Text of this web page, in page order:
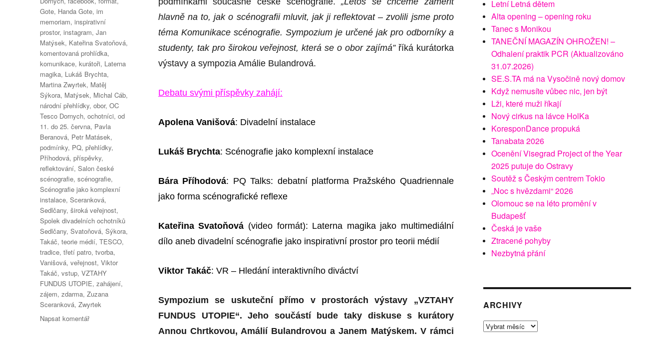
hlavně na to, jak o scénografii mluvit, jak ji reflektovat – zvolili jsme proto
téma Komunikace scénografie. Sympozium je určené jak pro odborníky a
studenty, tak pro širokou veřejnost, která se o obor zajímá”říká kurátorka
výstavy a sympozia Amálie Bulandrová.
Debatu svými příspěvky zahájí:
Apolena Vanišová: Divadelní instalace
Lukáš Brychta: Scénografie jako komplexní instalace
Bára Příhodová: PQ Talks: debatní platforma Pražského Quadriennale
jako forma scénografické reflexe
Kateřina Svatoňová (video formát): Laterna magika jako multimediální
dílo aneb divadelní scénografie jako inspirativní prostor pro teorii médií
Viktor Takáč: VR – Hledání interaktivního diváctví
Sympozium se uskuteční přímo v prostorách výstavy „VZTAHY
FUNDUS UTOPIE“.Jeho součástí bude taky diskuse s kurátory
Annou Chrtkovou, Amálií Bulandrovou a Janem Matýskem. V rámci
Gote, Handa Gote,im
memoriam,inspirativní
prostor,instagram,Jan
Matýsek, Kateřina Svatoňová,
komentovaná prohlídka,
komunikace,kurátoři, Laterna
magika, Lukáš Brychta,
Martina Zwyrtek, Matěj
Sýkora, Matýsek, Michal Cáb,
národní přehlídky,obor,OC
Tesco Dornych,ochotníci,od
11. do 25. června, Pavla
Beranová, Petr Matásek,
podmínky, PQ,přehlídky,
Příhodová,příspěvky,
reflektování,Salon české
scénografie,scénografie,
Scénografie jako komplexní
instalace,Sceranková,
Sedlčany,široká veřejnost,
Spolek divadelních ochotníků
Sedlčany,Svatoňová,Sýkora,
Takáč,teorie médií,TESCO,
tradice,třetí patro,tvorba,
Vanišová,veřejnost,Viktor
Takáč,vstup,VZTAHY
FUNDUS UTOPIE,zahájení,
zájem,zdarma,Zuzana
Sceranková,Zwyrtek
Napsat komentářpro
Letní Letná dětem
Alta opening – opening roku
Tanec s Monikou
TANEČNÍ MAGAZÍN OHROŽEN! –
Odhalení praktik PCR (Aktualizováno
31.07.2026)
SE.S.TA má na Vysočině nový domov
Když nemusíte vůbec nic, jen být
Lži, které muži říkají
Nový cirkus na lávce HolKa
KoresponDance propuká
Tanabata 2026
Ocenění Visegrad Project of the Year
2025 putuje do Ostravy
Soutěž s Českým centrem Tokio
„Noc s hvězdami“ 2026
Olomouc se na léto promění v
Budapešť
Česká je vaše
Ztracené pohyby
Nezbytná přání
ARCHIVY
Archivy